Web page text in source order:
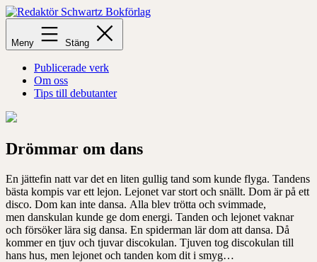
Hoppa
till
innehåll
Redaktör
Schwartz
Bokförlag
Meny Stäng
Publicerade verk
Om oss
Tips till debutanter
Drömmar om dans
En jättefin natt var det en liten gullig tand som kunde flyga. Tandens
bästa kompis var ett lejon. Lejonet var stort och snällt. Dom är på ett
disco. Dom kan inte dansa. Alla blev trötta och svimmade,
men danskulan kunde ge dom energi. Tanden och lejonet vaknar
och försöker lära sig dansa. En spiderman lär dom att dansa. Då
kommer en tjuv och tjuvar discokulan. Tjuven tog discokulan till
hans hus, men lejonet och tanden kom dit i smyg…